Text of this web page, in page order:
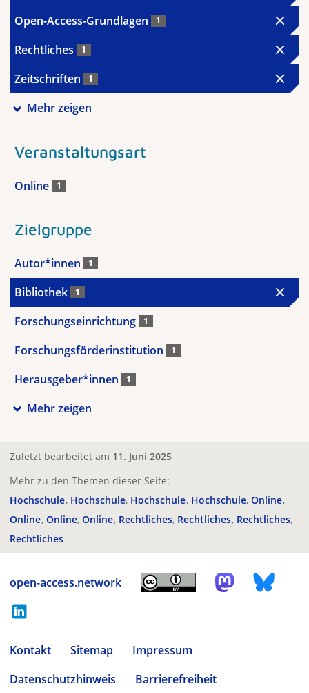
Open-Access-Grundlagen 1
Rechtliches 1
Zeitschriften 1
Mehr zeigen
Veranstaltungsart
Online 1
Zielgruppe
Autor*innen 1
Bibliothek 1
Forschungseinrichtung 1
Forschungsförderinstitution 1
Herausgeber*innen 1
Mehr zeigen
Zuletzt bearbeitet am 11. Juni 2025
Mehr zu den Themen dieser Seite:
Hochschule Hochschule Hochschule Hochschule Online
Online Online Online Rechtliches Rechtliches Rechtliches
Rechtliches
open-access.network
Kontakt Sitemap
Impressum
Datenschutzhinweis
Barrierefreiheit